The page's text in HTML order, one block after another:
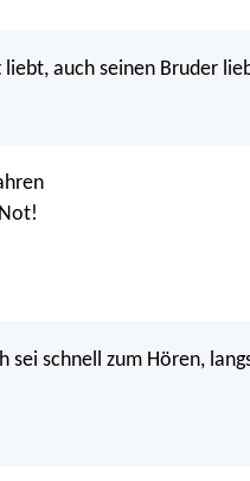
auch seinen Bruder
sei schnell zum Hören,